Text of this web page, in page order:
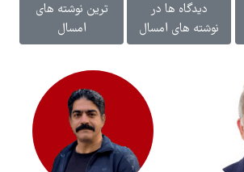
دیدگاه ها در
نوشته های امسال
ترین نوشته های
امسال